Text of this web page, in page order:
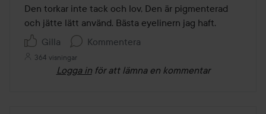
av
5
Den torkar inte tack och lov, Den är pigmenterad
och jätte lätt använd. Bästa eyelinern jag haft.
Gilla
Kommentera
364 visningar
Logga in för att lämna en kommentar